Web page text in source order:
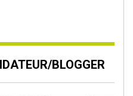
BLOGGER